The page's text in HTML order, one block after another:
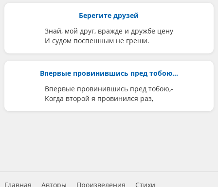
Берегите друзей
Знай, мой друг, вражде и дружбе цену
И судом поспешным не греши.
Впервые провинившись пред тобою...
Впервые провинившись пред тобою,-
Когда второй я провинился раз,
Главная Авторы Произведения Стихи